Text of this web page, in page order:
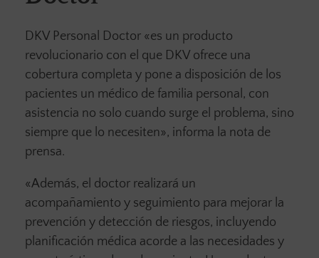
DKV Personal Doctor «es un producto
revolucionario con el que DKV ofrece una
cobertura completa y pone a disposición de los
pacientes un médico de familia personal, con
asistencia no solo cuando surge el problema, sino
siempre que lo necesiten», informa la nota de
prensa.
«Además, el doctor realizará un
acompañamiento y seguimiento para mejorar la
prevención y detección de riesgos, incluyendo
planificación médica acorde a las necesidades y